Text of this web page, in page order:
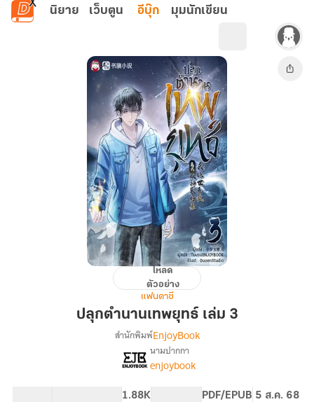
ข้ามไปยังเนื้อหาหลัก
นิยาย เว็บตูน อีบุ๊ก มุมนักเขียน
ตำนาน
เทพ
ยุทธ์
โหลด
ตัวอย่าง
แฟนตาซี
ปลุกตำนานเทพยุทธ์ เล่ม 3
เรื่อง [จบ]
ปลุก
สำนักพิมพ์EnjoyBook
นามปากกา
enjoybook
1.88K PDF/EPUB 5 ส.ค. 68